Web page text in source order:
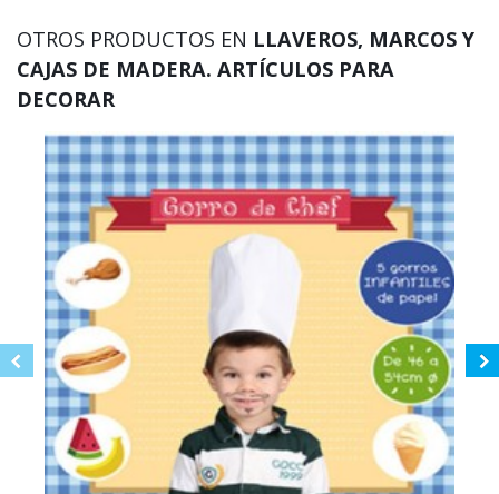
OTROS PRODUCTOS EN LLAVEROS, MARCOS Y
CAJAS DE MADERA. ARTÍCULOS PARA
DECORAR